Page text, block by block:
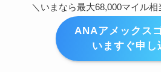
＼いまなら最大68,000マイル
ANAアメックス
いますぐ申し